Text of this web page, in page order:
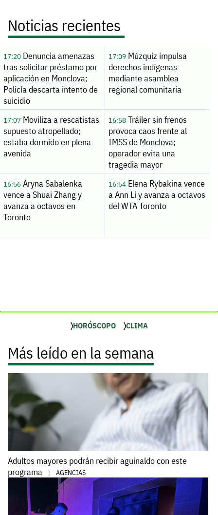
Noticias recientes
17:20Denuncia amenazas
tras solicitar préstamo por
aplicación en Monclova;
Policía descarta intento de
suicidio
17:09Múzquiz impulsa
derechos indígenas
mediante asamblea
regional comunitaria
17:07Moviliza a rescatistas
supuesto atropellado;
estaba dormido en plena
avenida
16:58Tráiler sin frenos
provoca caos frente al
IMSS de Monclova;
operador evita una
tragedia mayor
16:56Aryna Sabalenka
vence a Shuai Zhang y
avanza a octavos en
Toronto
16:54Elena Rybakina vence
a Ann Li y avanza a octavos
del WTA Toronto
HORÓSCOPO CLIMA
Más leído en la semana
Adultos mayores podrán recibir aguinaldo con este
programa
AGENCIAS